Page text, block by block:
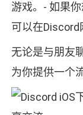
游戏。- 如果
可以在Discord
无论是与朋友
为你提供一个